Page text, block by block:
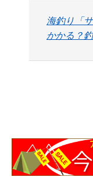
海釣り「
かかる？